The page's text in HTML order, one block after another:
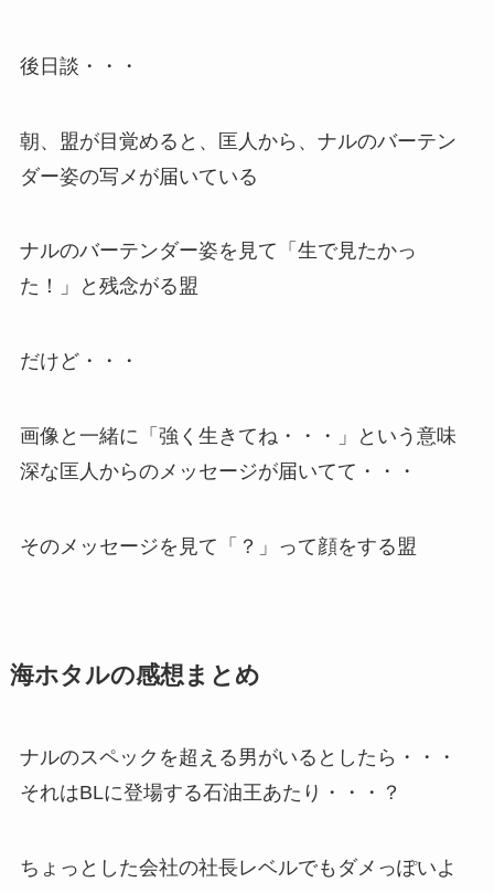
後日談・・・
朝、盟が目覚めると、匡人から、ナルのバーテン
ダー姿の写メが届いている
ナルのバーテンダー姿を見て「生で見たかっ
た！」と残念がる盟
だけど・・・
画像と一緒に「強く生きてね・・・」という意味
深な匡人からのメッセージが届いてて・・・
そのメッセージを見て「？」って顔をする盟
海ホタルの感想まとめ
ナルのスペックを超える男がいるとしたら・・・
それはBLに登場する石油王あたり・・・？
ちょっとした会社の社長レベルでもダメっぽいよ